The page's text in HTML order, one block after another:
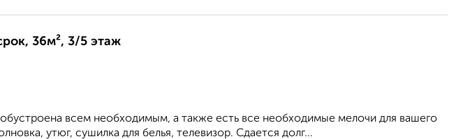
36м², 3/5 этаж
обустроена всем необходимым, а также есть все необходимые мелочи для вашего
утюг, сушилка для белья, телевизор. Сдается долг...